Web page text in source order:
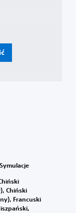
Chiński
Francuski